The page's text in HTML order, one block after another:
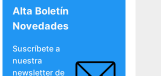
Alta Boletín
Novedades
Suscríbete a
nuestra
newsletter de